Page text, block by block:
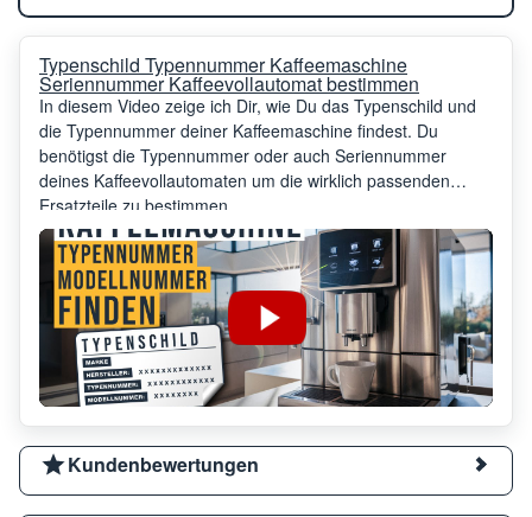
Typenschild Typennummer Kaffeemaschine
Seriennummer Kaffeevollautomat bestimmen
In diesem Video zeige ich Dir, wie Du das Typenschild und
die Typennummer deiner Kaffeemaschine findest. Du
benötigst die Typennummer oder auch Seriennummer
deines Kaffeevollautomaten um die wirklich passenden
Ersatzteile zu bestimmen.
Kundenbewertungen